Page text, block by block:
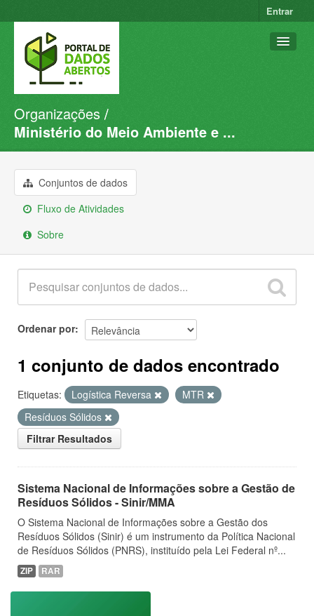
Entrar
Conjuntos de dados
Organizações
Sobre
Organizações
Ministério do Meio Ambiente e ...
Conjuntos de dados
Fluxo de Atividades
Sobre
Ordenar por
1 conjunto de dados encontrado
Etiquetas: Logística Reversa
MTR
Resíduos Sólidos
Filtrar Resultados
Sistema Nacional de Informações sobre a Gestão de
Resíduos Sólidos - Sinir/MMA
O Sistema Nacional de Informações sobre a Gestão dos
Resíduos Sólidos (Sinir) é um instrumento da Política Nacional
de Resíduos Sólidos (PNRS), instituído pela Lei Federal nº...
ZIP RAR